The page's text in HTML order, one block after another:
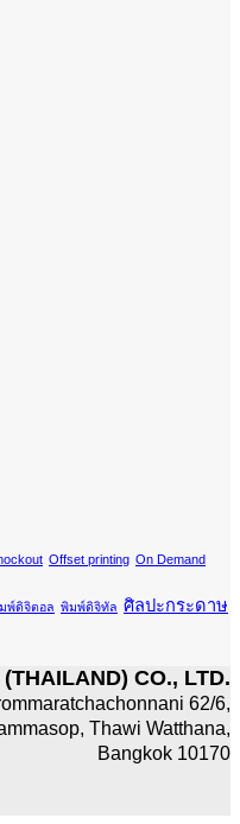
Offset printing On Demand
พ์ดิจิตอล พิมพ์ดิจิทัล ศิลปะกระดาษ
CO., LTD.
62/6,
Thawi Watthana,
Bangkok 10170